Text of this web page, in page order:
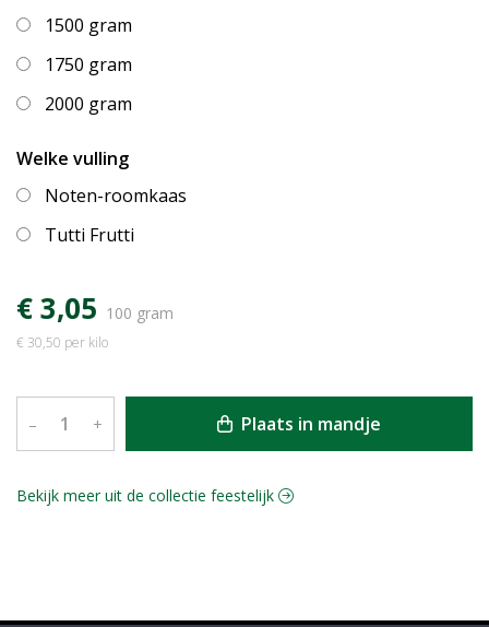
1500 gram
1750 gram
2000 gram
Welke vulling
Noten-roomkaas
Tutti Frutti
€ 3,05 100 gram
€ 30,50 per kilo
– + Plaats in mandje
Bekijk meer uit de collectie feestelijk